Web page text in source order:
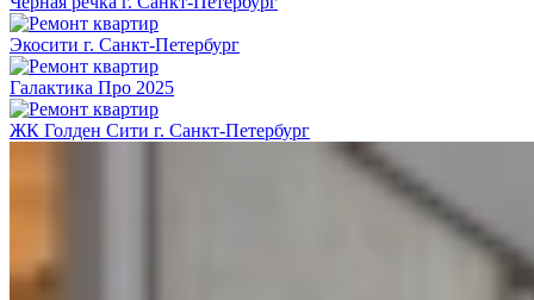
Экосити г. Санкт-Петербург
Галактика Про 2025
ЖК Голден Сити г. Санкт-Петербург